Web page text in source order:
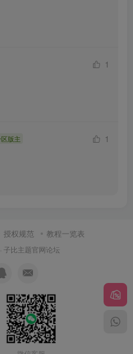
1
版主
1
授权规范 教程一览表
子比主题官网论坛